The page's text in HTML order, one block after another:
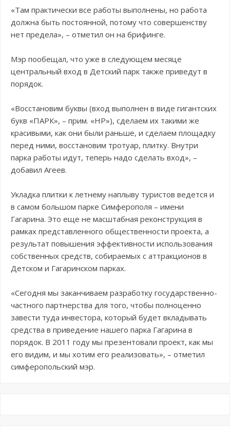
«Там практически все работы выполнены, но работа
должна быть постоянной, потому что совершенству
нет предела», – отметил он на брифинге.
Мэр пообещал, что уже в следующем месяце
центральный вход в Детский парк также приведут в
порядок.
«Восстановим буквы (вход выполнен в виде гигантских
букв «ПАРК», – прим. «НР»), сделаем их такими же
красивыми, как они были раньше, и сделаем площадку
перед ними, восстановим тротуар, плитку. Внутри
парка работы идут, теперь надо сделать вход», –
добавил Агеев.
Укладка плитки к летнему наплыву туристов ведется и
в самом большом парке Симферополя – имени
Гагарина. Это еще не масштабная реконструкция в
рамках представленного общественности проекта, а
результат повышения эффективности использования
собственных средств, собираемых с аттракционов в
Детском и Гагаринском парках.
«Сегодня мы заканчиваем разработку государственно-
частного партнерства для того, чтобы полноценно
завести туда инвестора, который будет вкладывать
средства в приведение нашего парка Гагарина в
порядок. В 2011 году мы презентовали проект, как мы
его видим, и мы хотим его реализовать», – отметил
симферопольский мэр.